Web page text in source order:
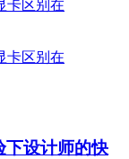
下设计师的快